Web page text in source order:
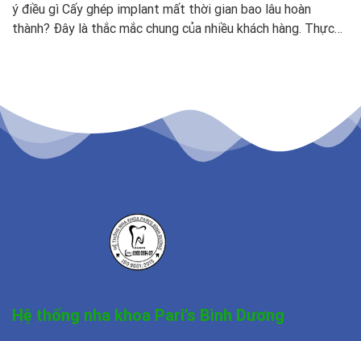
ý điều gì Cấy ghép implant mất thời gian bao lâu hoàn
thành? Đây là thắc mắc chung của nhiều khách hàng. Thực
Hệ thống nha khoa Pari’s Bình Dương